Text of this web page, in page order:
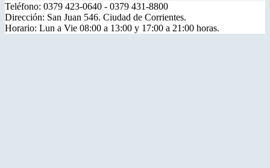
Teléfono: 0379 423-0640 - 0379 431-8800
Dirección: San Juan 546. Ciudad de Corrientes.
Horario: Lun a Vie 08:00 a 13:00 y 17:00 a 21:00 horas.